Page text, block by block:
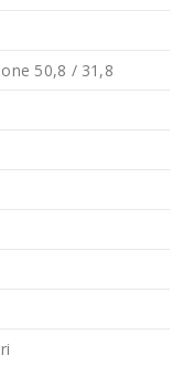
50,8 / 31,8